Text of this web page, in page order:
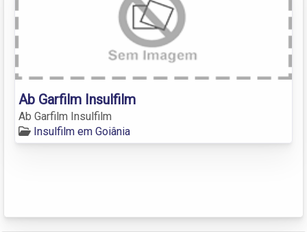
Ab Garfilm Insulfilm
Ab Garfilm Insulfilm
Insulfilm em Goiânia